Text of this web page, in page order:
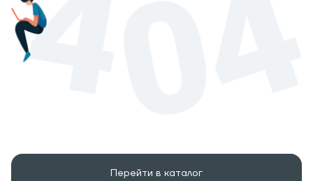
Перейти в каталог